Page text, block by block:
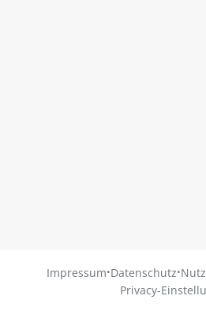
Impressum·Datenschutz·
Privacy-